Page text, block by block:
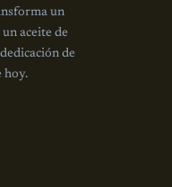
un
aceite de
de
hoy.